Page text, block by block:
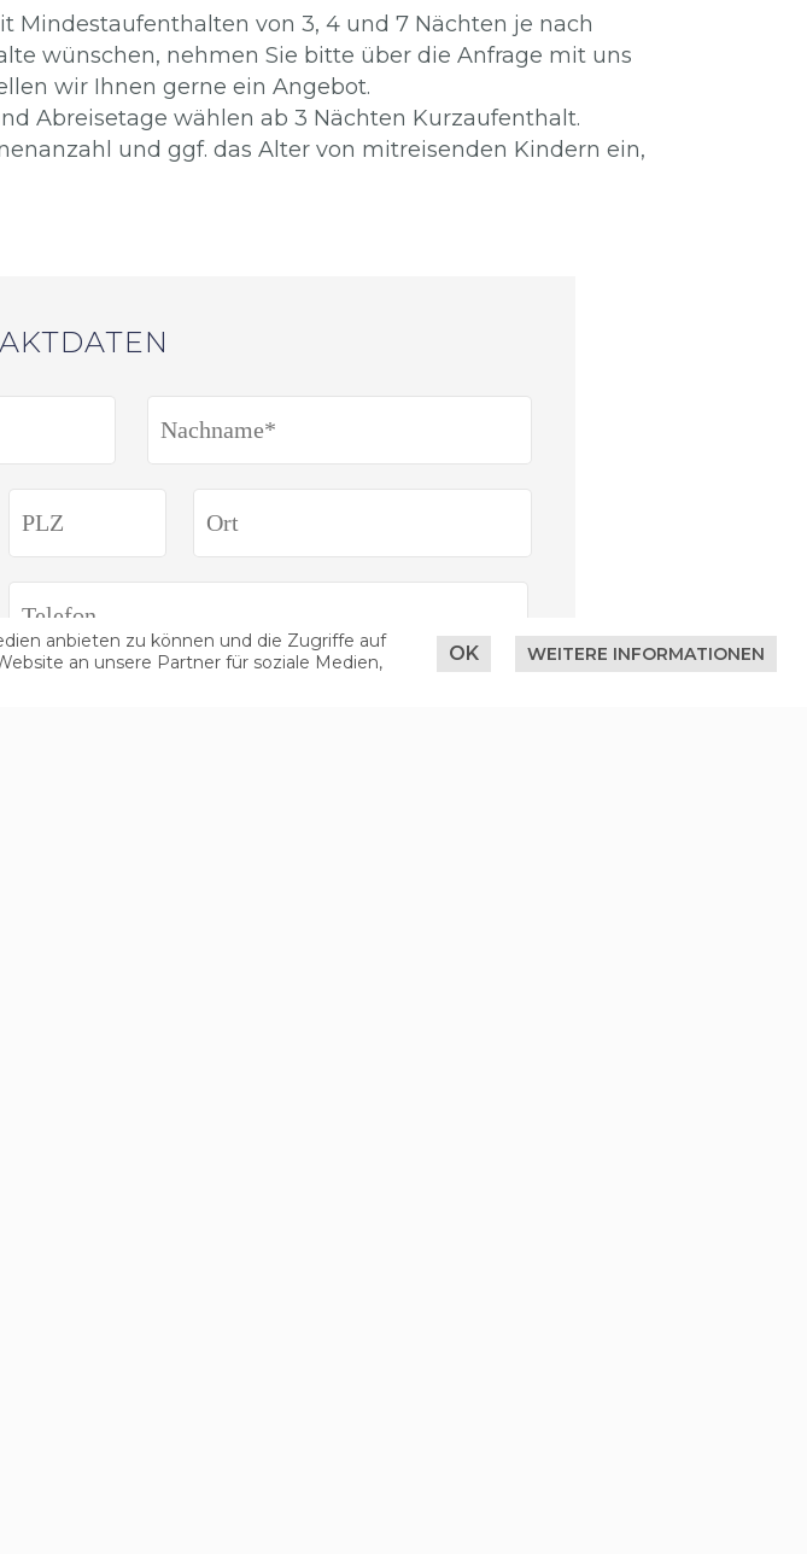
Mindestaufenthalten von 3, 4 und 7 Nächten je nach
wünschen, nehmen Sie bitte über die Anfrage mit uns
wir Ihnen gerne ein Angebot.
Abreisetage wählen ab 3 Nächten Kurzaufenthalt.
und ggf. das Alter von mitreisenden Kindern ein,
OK WEITERE INFORMATIONEN
anbieten zu können und die Zugriffe auf
an unsere Partner für soziale Medien,